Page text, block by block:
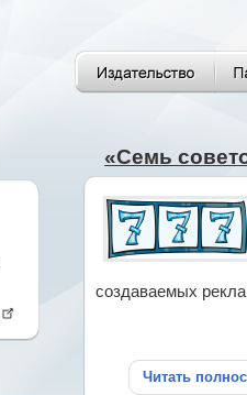
«Семь
создаваемых
Читать